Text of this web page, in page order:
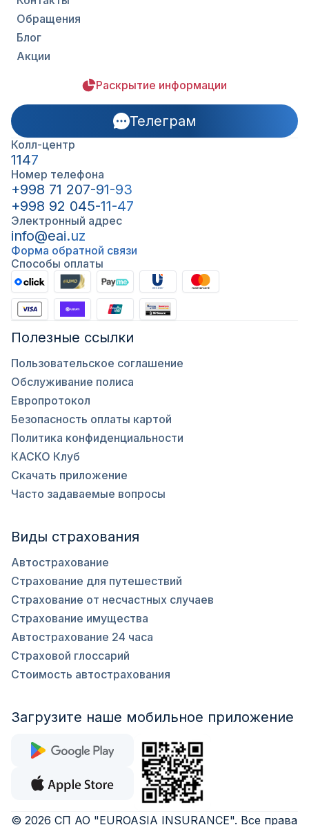
Обращения
Блог
Акции
Раскрытие информации
Телеграм
Колл-центр
1147
Номер телефона
+998 71 207-91-93
+998 92 045-11-47
Электронный адрес
info@eai.uz
Форма обратной связи
Способы оплаты
Полезные ссылки
Пользовательское соглашение
Обслуживание полиса
Европротокол
Безопасность оплаты картой
Политика конфиденциальности
КАСКО Клуб
Скачать приложение
Часто задаваемые вопросы
Виды страхования
Автострахование
Страхование для путешествий
Страхование от несчастных случаев
Страхование имущества
Автострахование 24 часа
Страховой глоссарий
Стоимость автострахования
Загрузите наше мобильное приложение
© 2026 СП АО "EUROASIA INSURANCE". Все права